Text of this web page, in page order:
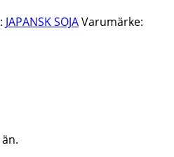
JAPANSK SOJAVarumärke: